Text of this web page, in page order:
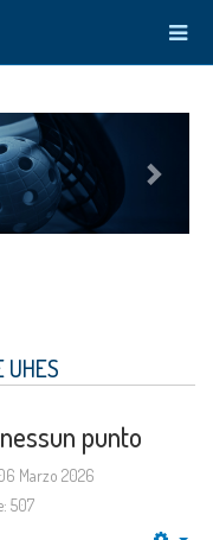
UHES
punto
Marzo 2026
507